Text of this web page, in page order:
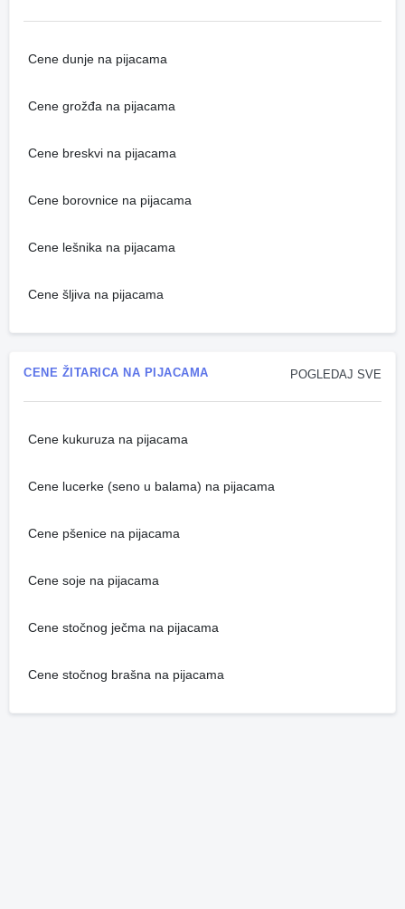
Cene dunje na pijacama
Cene grožđa na pijacama
Cene breskvi na pijacama
Cene borovnice na pijacama
Cene lešnika na pijacama
Cene šljiva na pijacama
POGLEDAJ SVE
CENE ŽITARICA NA PIJACAMA
Cene kukuruza na pijacama
Cene lucerke (seno u balama) na pijacama
Cene pšenice na pijacama
Cene soje na pijacama
Cene stočnog ječma na pijacama
Cene stočnog brašna na pijacama